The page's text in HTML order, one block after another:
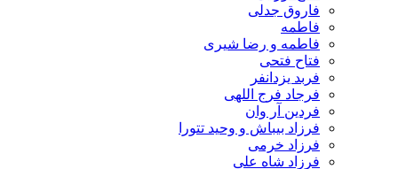
فاروق جدلی
فاطمه
فاطمه و رضا شیری
فتاح فتحی
فربد یزدانفر
فرجاد فرج اللهی
فردین آر وان
فرزاد بیباش و وحید تتورا
فرزاد خرمی
فرزاد شاه علی